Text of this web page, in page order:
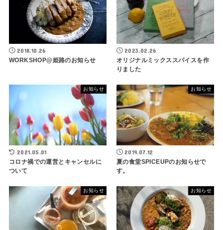
2018.10.26
WORKSHOP@姫路のお知らせ
2023.02.26
オリジナルミックススパイスを作
りました
お知らせ
2021.05.01
コロナ禍での運営とキャンセルに
ついて
お知らせ
2019.07.12
夏の食堂SPICEUPのお知らせで
す。
お知らせ お知らせ